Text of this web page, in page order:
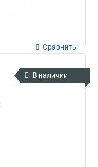
Сравнить
В наличии